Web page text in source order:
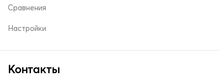
Сравнения
Настройки
Контакты